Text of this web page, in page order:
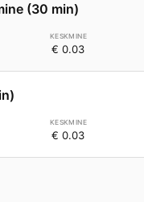
(30 min)
€ 0.03
€ 0.03